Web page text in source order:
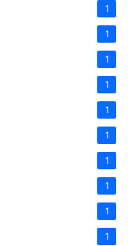
1
1
1
1
1
1
1
1
1
1